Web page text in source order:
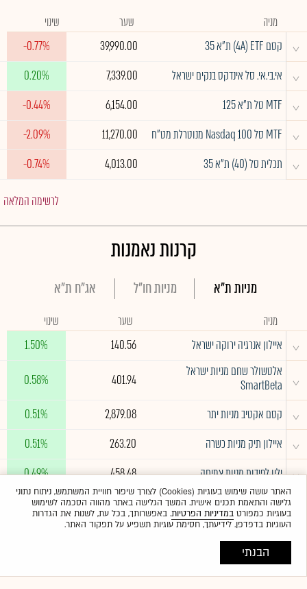
מניה שער שינוי
^ קסם 4A) ETF) ת"א 35 39,990.00
-0.77%
^ אי.בי.אי. סל אינדקס בנקים ישראל 7,339.00
0.20%
^ MTF סל ת"א 125 6,154.00
-0.44%
^ MTF סל Nasdaq 100 מנוטרלת מט"ח 11,270.00
-2.09%
^ תכלית סל (40) ת"א 35 4,013.00
-0.74%
לרשימה המלאה
קרנות נאמנות
מניות ת"א מניות חו"ל אג"ח ת"א
מניה שער שינוי
^ איילון אנרגיה ירוקה ישראל 140.56
1.50%
^
אלטשולר שחם מניות ישראל
SmartBeta
401.94
0.58%
^ קסם אקטיב מניות יתר 2,879.08
0.51%
^ איילון תיק מניות כשרה 263.20
0.51%
^ ילין לפידות מניות צמיחה 458.48
0.49%
לרשימה המלאה
האתר עושה שימוש בעוגיות (Cookies) לצורך שיפור חוויית המשתמש, ניתוח נתוני
גלישה והתאמת תכנים אישית. המשך הגלישה באתר מהווה הסכמה לשימוש
בעוגיות כמפורטבמדיניות הפרטיות. באפשרותך, בכל עת, לשנות את הגדרות
העוגיות בדפדפן. לידיעתך, חסימת עוגיות תשפיע על תפקוד האתר.
הבנתי